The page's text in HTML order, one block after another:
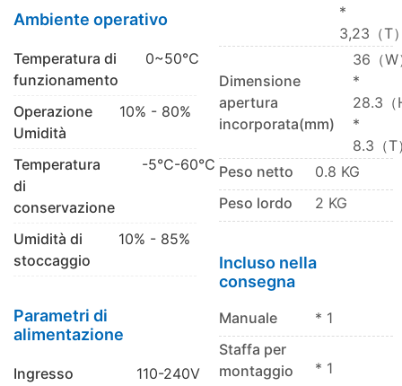
Ambiente operativo
Temperatura di
funzionamento
0~50℃
Operazione
Umidità
10% - 80%
Temperatura
di
conservazione
-5℃-60℃
Umidità di
stoccaggio
10% - 85%
Parametri di
alimentazione
Ingresso
110-240V
*
3,23（T
Dimensione
apertura
incorporata(mm)
36（W
*
28.3（
*
8.3（T
Peso netto
0.8 KG
Peso lordo
2 KG
Incluso nella
consegna
Manuale
* 1
Staffa per
montaggio
* 1